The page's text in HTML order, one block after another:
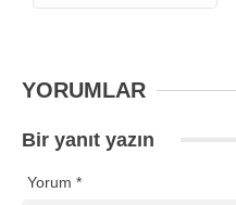
YORUMLAR
Bir yanıt yazın
Yorum *